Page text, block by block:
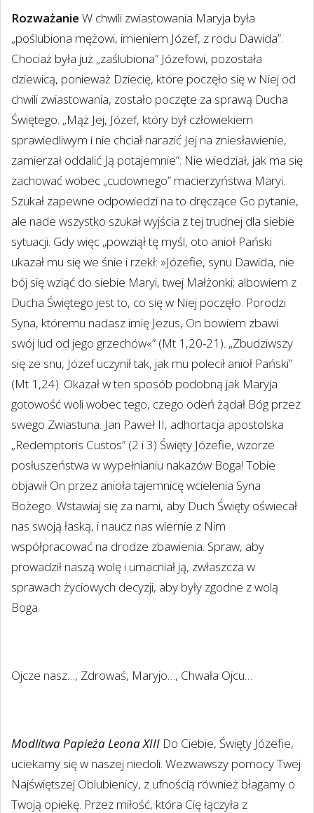
Rozważanie W chwili zwiastowania Maryja była
„poślubiona mężowi, imieniem Józef, z rodu Dawida”.
Chociaż była już „zaślubiona” Józefowi, pozostała
dziewicą, ponieważ Dziecię, które poczęło się w Niej od
chwili zwiastowania, zostało poczęte za sprawą Ducha
Świętego. „Mąż Jej, Józef, który był człowiekiem
sprawiedliwym i nie chciał narazić Jej na zniesławienie,
zamierzał oddalić Ją potajemnie”. Nie wiedział, jak ma się
zachować wobec „cudownego” macierzyństwa Maryi.
Szukał zapewne odpowiedzi na to dręczące Go pytanie,
ale nade wszystko szukał wyjścia z tej trudnej dla siebie
sytuacji. Gdy więc „powziął tę myśl, oto anioł Pański
ukazał mu się we śnie i rzekł: »Józefie, synu Dawida, nie
bój się wziąć do siebie Maryi, twej Małżonki; albowiem z
Ducha Świętego jest to, co się w Niej poczęło. Porodzi
Syna, któremu nadasz imię Jezus, On bowiem zbawi
swój lud od jego grzechów«” (Mt 1,20-21). „Zbudziwszy
się ze snu, Józef uczynił tak, jak mu polecił anioł Pański”
(Mt 1,24). Okazał w ten sposób podobną jak Maryja
gotowość woli wobec tego, czego odeń żądał Bóg przez
swego Zwiastuna. Jan Paweł II, adhortacja apostolska
„Redemptoris Custos” (2 i 3) Święty Józefie, wzorze
posłuszeństwa w wypełnianiu nakazów Boga! Tobie
objawił On przez anioła tajemnicę wcielenia Syna
Bożego. Wstawiaj się za nami, aby Duch Święty oświecał
nas swoją łaską, i naucz nas wiernie z Nim
współpracować na drodze zbawienia. Spraw, aby
prowadził naszą wolę i umacniał ją, zwłaszcza w
sprawach życiowych decyzji, aby były zgodne z wolą
Boga.
Ojcze nasz…, Zdrowaś, Maryjo…, Chwała Ojcu…
Modlitwa Papieża Leona XIII Do Ciebie, Święty Józefie,
uciekamy się w naszej niedoli. Wezwawszy pomocy Twej
Najświętszej Oblubienicy, z ufnością również błagamy o
Twoją opiekę. Przez miłość, która Cię łączyła z